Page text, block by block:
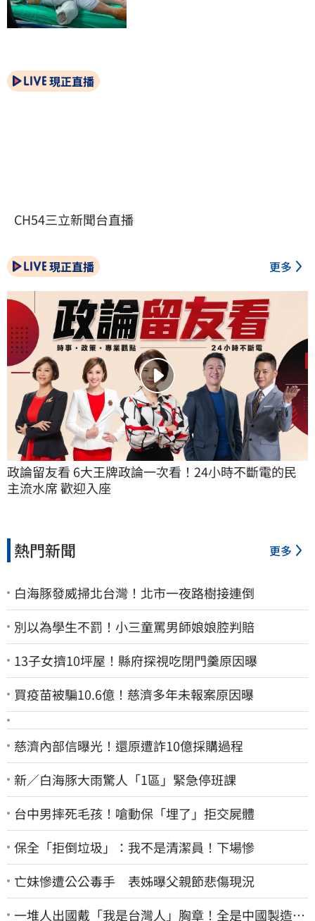
現正直播
CH54三立新聞台直播
現正直播 更多
政論留友看 6大王牌政論一次看！24小時不斷電的民
主流水席 歡迎入座
熱門新聞 更多
白海豚發威掃北台灣！北市一夜路樹接連倒
別以為學生不罰！小三童罵男師娘娘腔判賠
13子女擠10坪屋！縣府探視吃閉門羹原因曝
買疫苗被騙10.6億！慈濟多年未報案原因曝
慈濟內部信曝光！還原遭詐10億採購過程
新／白海豚大雨驚人「1區」緊急停班課
台中男摔死毛孩！嗆動保「埋了」拒交屍體
保全「拒倒垃圾」：我不是清潔員！下場慘
亡妹慘遭公公毒手 表姊曝父親節悲傷現況
一堆人出國戴「我是台灣人」胸章！全是中國製造